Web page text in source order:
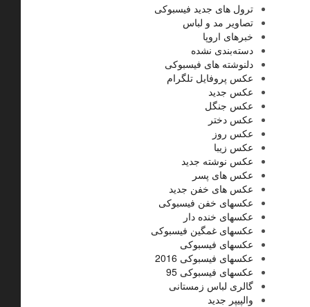
ترول های جدید فیسبوکی
تصاویر مد و لباس
خبرهای اروپا
دسته‌بندی نشده
دلنوشته های فیسبوکی
عکس پروفایل تلگرام
عکس جدید
عکس جنگل
عکس دختر
عکس روز
عکس زیبا
عکس نوشته جدید
عکس های پسر
عکس های خفن جدید
عکسهای خفن فیسبوکی
عکسهای خنده دار
عکسهای غمگین فیسبوکی
عکسهای فیسبوکی
عکسهای فیسبوکی 2016
عکسهای فیسبوکی 95
گالری لباس زمستانی
والپیپر جدید